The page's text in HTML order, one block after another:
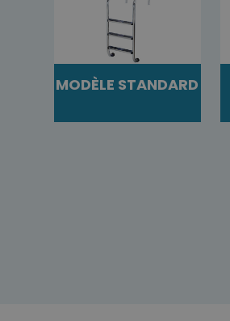
MODÈLE STANDARD